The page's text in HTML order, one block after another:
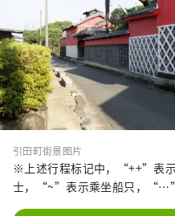
引田町街景图片
※上述行程标记中，“++”表
士，“~”表示乘坐船只，“…”